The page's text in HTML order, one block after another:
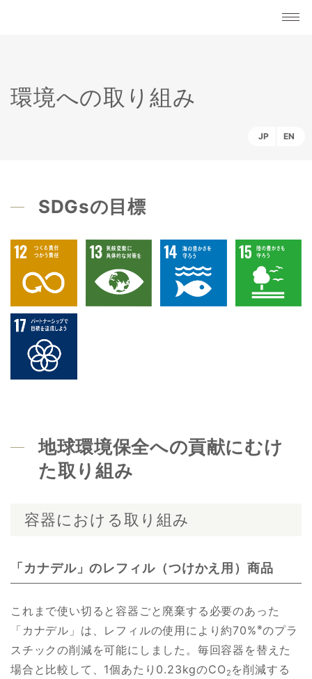
環境への取り組み
JP EN
SDGsの目標
地球環境保全への貢献にむけ
た取り組み
容器における取り組み
「カナデル」のレフィル（つけかえ用）商品
これまで使い切ると容器ごと廃棄する必要のあった
「カナデル」は、レフィルの使用により約70%※のプラ
スチックの削減を可能にしました。毎回容器を替えた
場合と比較して、1個あたり0.23kgのCO2 を削減する